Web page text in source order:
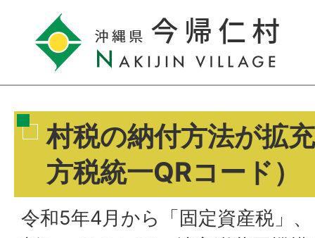
村税の納付方法が拡
方税統一QRコード）
令和5年4月から「固定資産税」